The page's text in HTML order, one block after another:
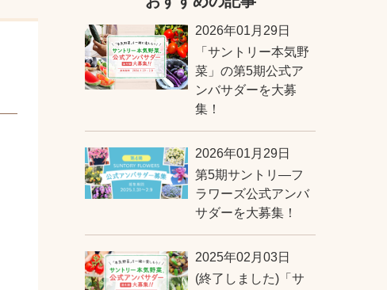
2026年01月29日
「サントリー本気野
菜」の第5期公式ア
ンバサダーを大募
集！
2026年01月29日
第5期サントリ―フ
ラワーズ公式アンバ
サダーを大募集！
2025年02月03日
(終了しました)「サ